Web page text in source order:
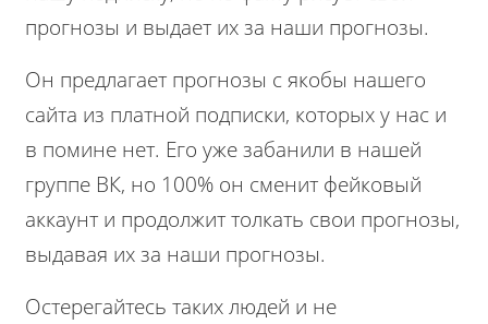
прогнозы и выдает их за наши прогнозы.
Он предлагает прогнозы с якобы нашего
сайта из платной подписки, которых у нас и
в помине нет. Его уже забанили в нашей
группе ВК, но 100% он сменит фейковый
аккаунт и продолжит толкать свои прогнозы,
выдавая их за наши прогнозы.
Остерегайтесь таких людей и не